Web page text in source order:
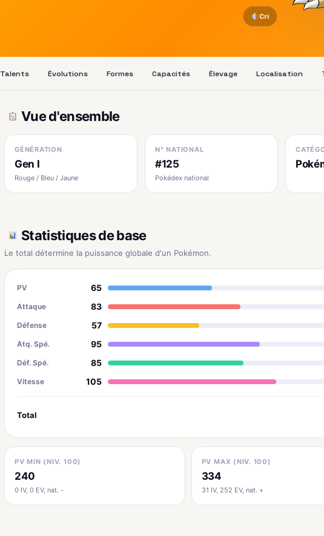
Cri
Talents Évolutions Formes Capacités Élevage Localisation
Vue d'ensemble
GÉNÉRATION
Gen I
Rouge / Bleu / Jaune
N° NATIONAL
#125
Pokédex national
Statistiques de base
Le total détermine la puissance globale d'un Pokémon.
PV 65
Attaque 83
Défense 57
Atq. Spé. 95
Déf. Spé. 85
Vitesse 105
Total
PV MIN (NIV. 100)
240
0 IV, 0 EV, nat. -
PV MAX (NIV. 100)
334
31 IV, 252 EV, nat. +